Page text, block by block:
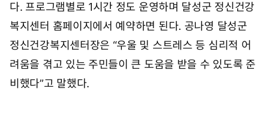
다. 프로그램별로 1시간 정도 운영하며 달성군 정신건강
복지센터 홈페이지에서 예약하면 된다. 공나영 달성군
정신건강복지센터장은 “우울 및 스트레스 등 심리적 어
려움을 겪고 있는 주민들이 큰 도움을 받을 수 있도록 준
비했다”고 말했다.